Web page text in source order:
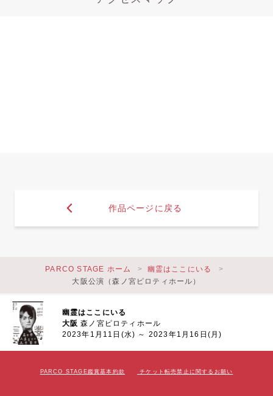
作品ページに戻る
幽霊はここにいる
大阪森ノ宮ピロティホール
2023年1月11日(水) ～ 2023年1月16日(月)
PARCO STAGE ホーム
幽霊はここにいる
大阪公演（森ノ宮ピロティホール）
PARCO STAGE鑑賞基本約款 チケット転売禁止に関するお願い